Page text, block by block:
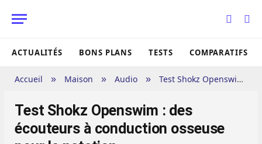
ACTUALITÉS BONS PLANS TESTS COMPARATIFS
Accueil » Maison » Audio » Test Shokz Openswim : des écouteurs à conduction osseuse pour la natation
Test Shokz Openswim : des
écouteurs à conduction osseuse